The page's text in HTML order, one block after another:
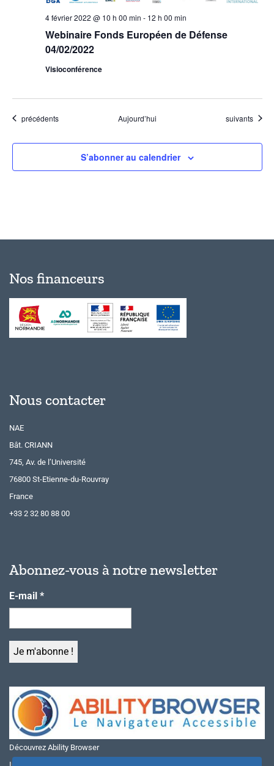
Webinaire Fonds Européen de Défense
04/02/2022
4 février 2022 @ 10 h 00 min - 12 h 00 min
Visioconférence
Évènements
précédents Aujourd’hui Évènements
suivants
S’abonner au calendrier
Nos financeurs
Nous contacter
NAE
Bât. CRIANN
745, Av. de l’Université
76800 St-Etienne-du-Rouvray
France
+33 2 32 80 88 00
Abonnez-vous à notre newsletter
E-mail *
Découvrez Ability Browser